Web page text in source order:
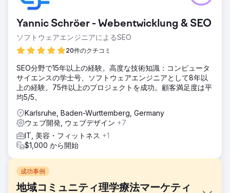
Yannic Schröer - Webentwicklung & SEO
ソフトウェアエンジニアによるSEO
20件のクチコミ
SEO分野で15年以上の経験。高度な技術知識：コンピュータ
サイエンスの学士号、ソフトウェアエンジニアとして8年以
上の経験。75件以上のプロジェクトを成功。顧客満足度は平
均5/5。
Karlsruhe, Baden-Wurttemberg, Germany
ウェブ開発, ウェブデザイン +7
IT, 美容・フィットネス +1
$1,000 から開始
成功事例
地域コミュニティ理学療法マーケティ